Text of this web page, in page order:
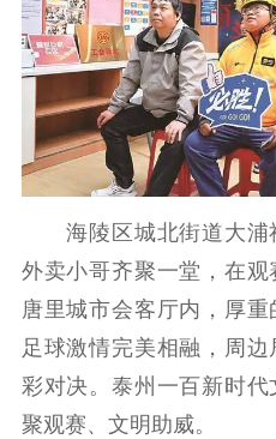
精神
文明创建 文明
先进
社会
思想政治教育 爱国主
红色资
新
精品出版
海陵区城北街道大浦
外卖小哥齐聚一堂，在
唐里城市会客厅内，厚
足球激情完美相融，周
彩对决。泰州一百新时
聚观赛、文明助威。